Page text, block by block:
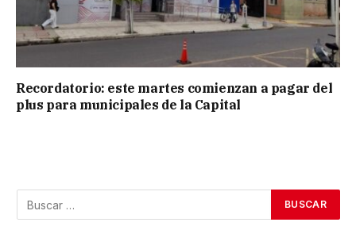
Recordatorio: este martes comienzan a pagar del
plus para municipales de la Capital